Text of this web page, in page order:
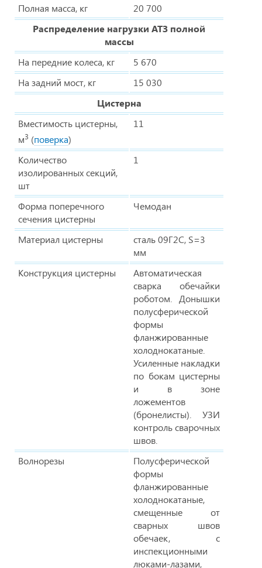
Полная масса, кг
20 700
Распределение нагрузки АТЗ полной
массы
На передние колеса, кг
5 670
На задний мост, кг
15 030
Цистерна
Вместимость цистерны,
м3 (поверка)
11
Количество
изолированных секций,
шт
1
Форма поперечного
сечения цистерны
Чемодан
Материал цистерны
сталь 09Г2С, S=3
мм
Конструкция цистерны
Автоматическая
сварка обечайки
роботом. Донышки
полусферической
формы
фланжированные
холоднокатаные.
Усиленные накладки
по бокам цистерны
и в зоне
ложементов
(бронелисты). УЗИ
контроль сварочных
швов.
Волнорезы
Полусферической
формы
фланжированные
холоднокатаные,
смещенные от
сварных швов
обечаек, с
инспекционными
люками-лазами,